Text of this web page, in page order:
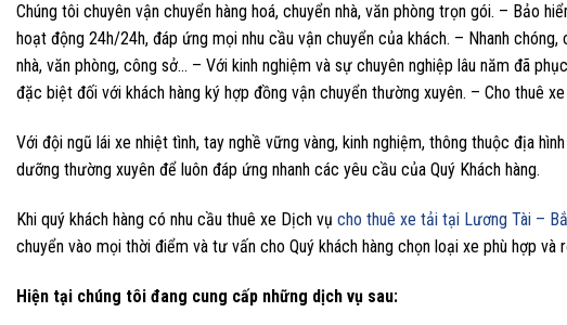
Chúng tôi chuyên vận chuyển hàng hoá, chuyển nhà, văn phòng trọn gói. – Bảo
hoạt động 24h/24h, đáp ứng mọi nhu cầu vận chuyển của khách. – Nhanh
nhà, văn phòng, công sở… – Với kinh nghiệm và sự chuyên nghiệp lâu năm đã
đặc biệt đối với khách hàng ký hợp đồng vận chuyển thường xuyên. – Cho thuê
Với đội ngũ lái xe nhiệt tình, tay nghề vững vàng, kinh nghiệm, thông thuộc địa
dưỡng thường xuyên để luôn đáp ứng nhanh các yêu cầu của Quý Khách hàng.
Khi quý khách hàng có nhu cầu thuê xe Dịch vụ cho thuê xe tải tại Lương Tài –
chuyển vào mọi thời điểm và tư vấn cho Quý khách hàng chọn loại xe phù hợp
Hiện tại chúng tôi đang cung cấp những dịch vụ sau: